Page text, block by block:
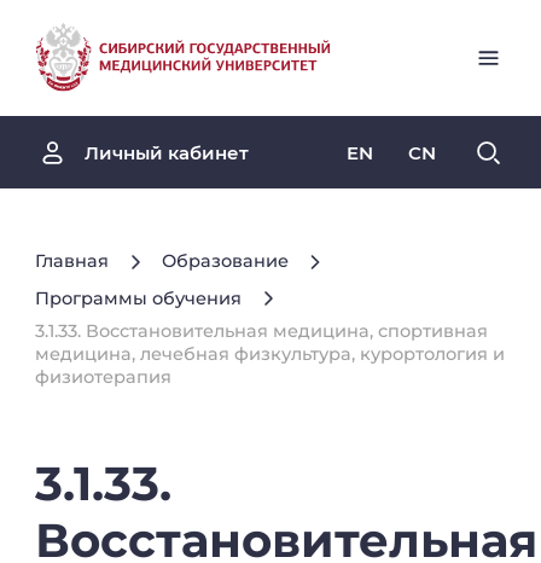
Личный кабинет EN CN
Главная
Образование
Программы обучения
3.1.33. Восстановительная медицина, спортивная
медицина, лечебная физкультура, курортология и
физиотерапия
3.1.33.
Восстановительная